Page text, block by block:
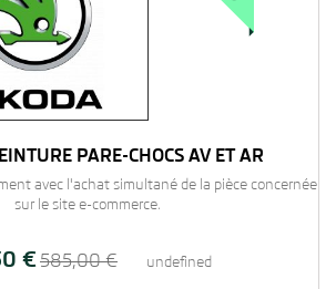
PARE-CHOCS AV ET AR
avec l'achat simultané de la pièce concernée
sur le site e-commerce.
€585,00 € undefined